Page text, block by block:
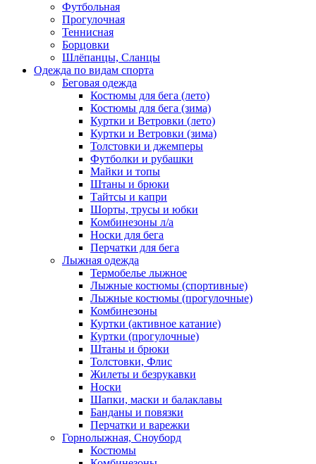
Футбольная
Прогулочная
Теннисная
Борцовки
Шлёпанцы, Сланцы
Одежда по видам спорта
Беговая одежда
Костюмы для бега (лето)
Костюмы для бега (зима)
Куртки и Ветровки (лето)
Куртки и Ветровки (зима)
Толстовки и джемперы
Футболки и рубашки
Майки и топы
Штаны и брюки
Тайтсы и капри
Шорты, трусы и юбки
Комбинезоны л/а
Носки для бега
Перчатки для бега
Лыжная одежда
Термобелье лыжное
Лыжные костюмы (спортивные)
Лыжные костюмы (прогулочные)
Комбинезоны
Куртки (активное катание)
Куртки (прогулочные)
Штаны и брюки
Толстовки, Флис
Жилеты и безрукавки
Носки
Шапки, маски и балаклавы
Банданы и повязки
Перчатки и варежки
Горнолыжная, Сноуборд
Костюмы